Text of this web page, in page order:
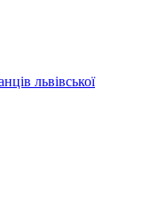
львівської